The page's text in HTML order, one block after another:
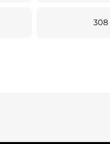
308